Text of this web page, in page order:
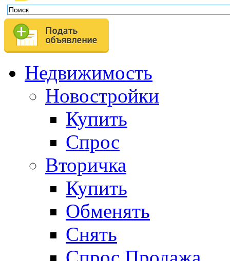
Недвижимость
Новостройки
Купить
Спрос
Вторичка
Купить
Обменять
Снять